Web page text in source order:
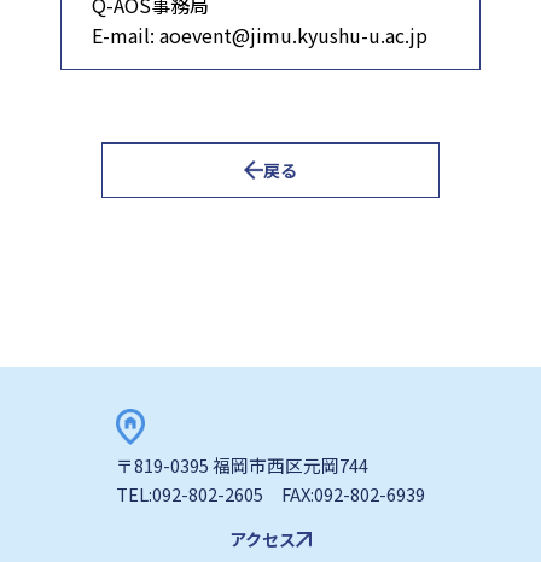
E-mail: aoevent@jimu.kyushu-u.ac.jp
戻る
〒819-0395 福岡市西区元岡744
TEL:092-802-2605 FAX:092-802-6939
アクセス